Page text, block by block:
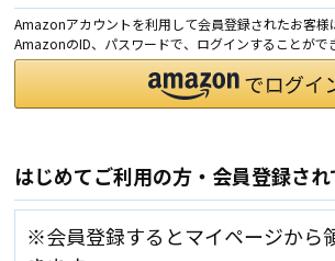
Amazonアカウントを利用して会員登録されたお客様
AmazonのID、パスワードで、ログインすることがで
はじめてご利用の方・会員登録さ
※会員登録するとマイページから